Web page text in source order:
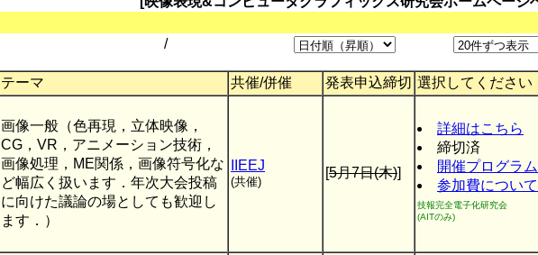
/
テーマ 共催/併催 発表申込締切 選択してください
画像一般（色再現，立体映像，
CG，VR，アニメーション技術，
画像処理，ME関係，画像符号化な
ど幅広く扱います．年次大会投稿
に向けた議論の場としても歓迎し
ます．）
IIEEJ
(共催)
[5月7日(木)]
詳細はこちら
締切済
開催プログラム
参加費について
技報完全電子化研究会
(AITのみ)